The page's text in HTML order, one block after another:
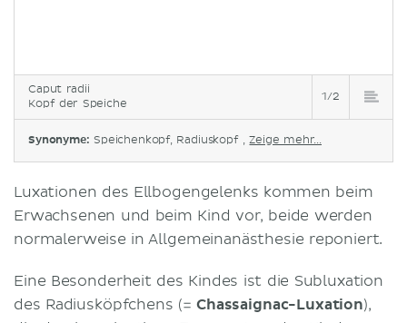
Caput radii
Kopf der Speiche
1/2
Synonyme: Speichenkopf, Radiuskopf ,Zeige mehr...
Luxationen des Ellbogengelenks kommen beim
Erwachsenen und beim Kind vor, beide werden
normalerweise in Allgemeinanästhesie reponiert.
Eine Besonderheit des Kindes ist die Subluxation
des Radiusköpfchens (=Chassaignac-Luxation),